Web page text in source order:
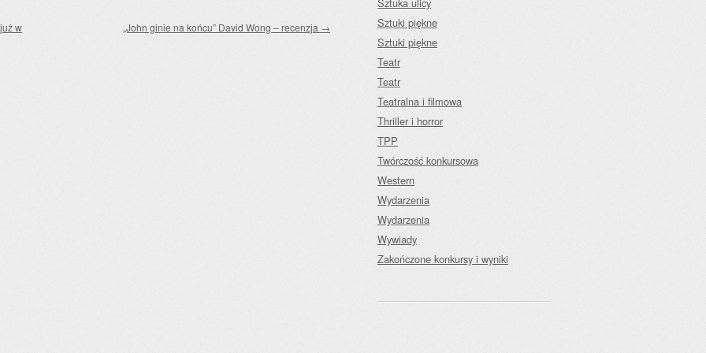
w
„John ginie na końcu” David Wong – recenzja →
Sztuki piękne
Sztuki piękne
Teatr
Teatr
Teatralna i filmowa
Thriller i horror
TPP
Twórczość konkursowa
Western
Wydarzenia
Wydarzenia
Wywiady
Zakończone konkursy i wyniki